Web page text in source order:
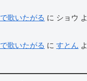
歌いたがる に ショウ よ
歌いたがる に すとん よ